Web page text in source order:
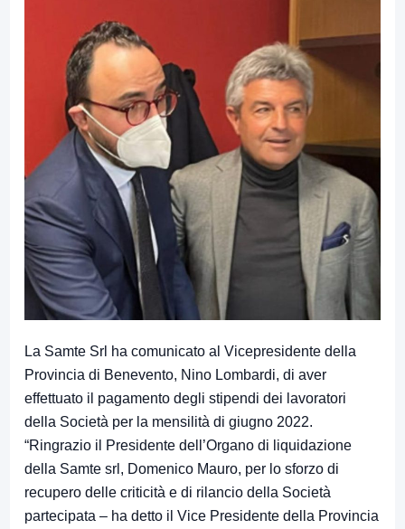
La Samte Srl ha comunicato al Vicepresidente della
Provincia di Benevento, Nino Lombardi, di aver
effettuato il pagamento degli stipendi dei lavoratori
della Società per la mensilità di giugno 2022.
“Ringrazio il Presidente dell’Organo di liquidazione
della Samte srl, Domenico Mauro, per lo sforzo di
recupero delle criticità e di rilancio della Società
partecipata – ha detto il Vice Presidente della Provincia